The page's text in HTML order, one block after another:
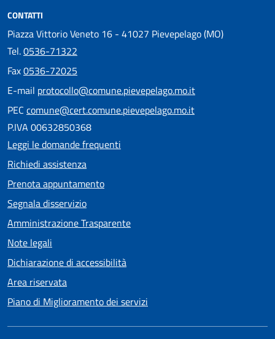
CONTATTI
Piazza Vittorio Veneto 16 - 41027 Pievepelago (MO)
Tel.0536-71322
Fax0536-72025
E-mail protocollo@comune.pievepelago.mo.it
PEC comune@cert.comune.pievepelago.mo.it
P.IVA 00632850368
Leggi le domande frequenti
Richiedi assistenza
Prenota appuntamento
Segnala disservizio
Amministrazione Trasparente
Note legali
Dichiarazione di accessibilità
Area riservata
Piano di Miglioramento dei servizi